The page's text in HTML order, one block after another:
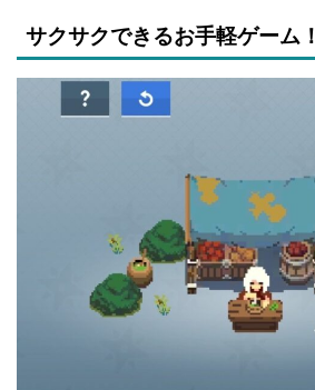
サクサクできるお手軽ゲーム！